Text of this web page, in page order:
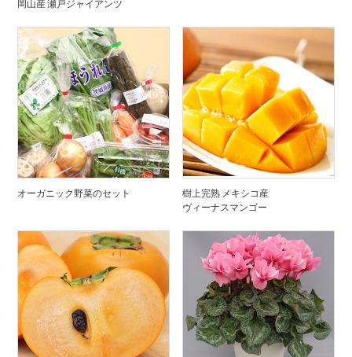
岡山産 瀬戸ジャイアンツ
オーガニック野菜のセット
樹上完熟 メキシコ産
ヴィーナスマンゴー